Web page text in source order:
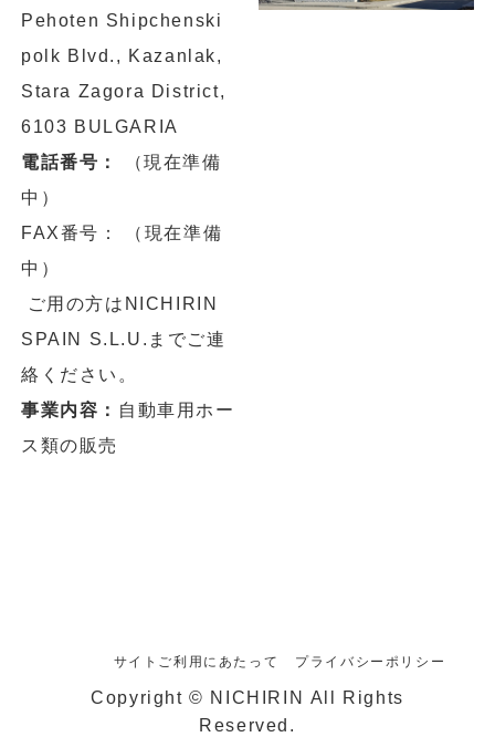
Pehoten Shipchenski
polk Blvd., Kazanlak,
Stara Zagora District,
6103 BULGARIA
電話番号：
（現在準備
中）
FAX番号： （現在準備
中）
ご用の方はNICHIRIN
SPAIN S.L.U.までご連
絡ください。
事業内容： 自動車用ホー
ス類の販売
プライバシーポリシー
サイトご利用にあたって
Copyright © NICHIRIN All Rights
Reserved.